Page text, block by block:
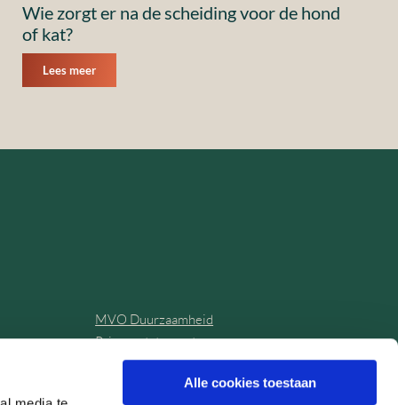
Alle cookies toestaan
Wie zorgt er na de scheiding voor de hond
of kat?
Lees meer
MVO Duurzaamheid
Privacy statement
Klachtenregeling
Algemene voorwaarden